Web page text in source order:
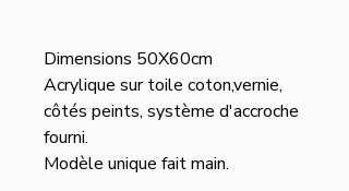
Dimensions 50X60cm
Acrylique sur toile coton,vernie,
côtés peints, système d'accroche
fourni.
Modèle unique fait main.